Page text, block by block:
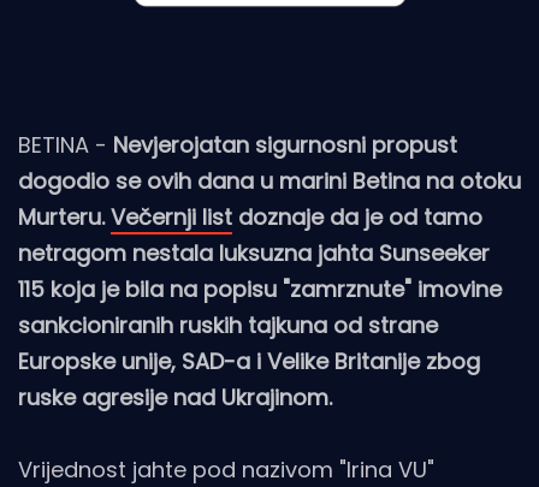
BETINA - Nevjerojatan sigurnosni propust
dogodio se ovih dana u marini Betina na otoku
Murteru.Večernji list doznaje da je od tamo
netragom nestala luksuzna jahta Sunseeker
115 koja je bila na popisu "zamrznute" imovine
sankcioniranih ruskih tajkuna od strane
Europske unije, SAD-a i Velike Britanije zbog
ruske agresije nad Ukrajinom.
Vrijednost jahte pod nazivom "Irina VU"